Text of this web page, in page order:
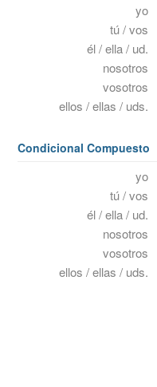
yo
tú / vos
él / ella / ud.
nosotros
vosotros
ellos / ellas / uds.
Condicional Compuesto
yo
tú / vos
él / ella / ud.
nosotros
vosotros
ellos / ellas / uds.